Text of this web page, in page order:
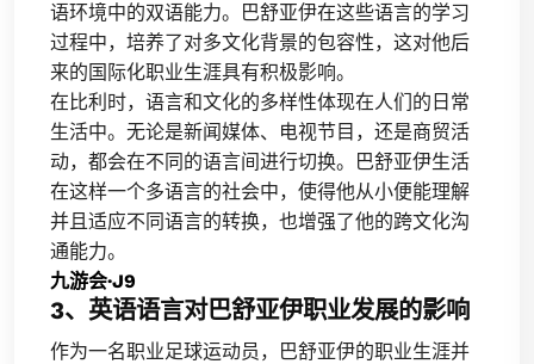
语环境中的双语能力。巴舒亚伊在这些语言的学习
过程中，培养了对多文化背景的包容性，这对他后
来的国际化职业生涯具有积极影响。
在比利时，语言和文化的多样性体现在人们的日常
生活中。无论是新闻媒体、电视节目，还是商贸活
动，都会在不同的语言间进行切换。巴舒亚伊生活
在这样一个多语言的社会中，使得他从小便能理解
并且适应不同语言的转换，也增强了他的跨文化沟
通能力。
九游会·J9
3、英语语言对巴舒亚伊职业发展的影响
作为一名职业足球运动员，巴舒亚伊的职业生涯并